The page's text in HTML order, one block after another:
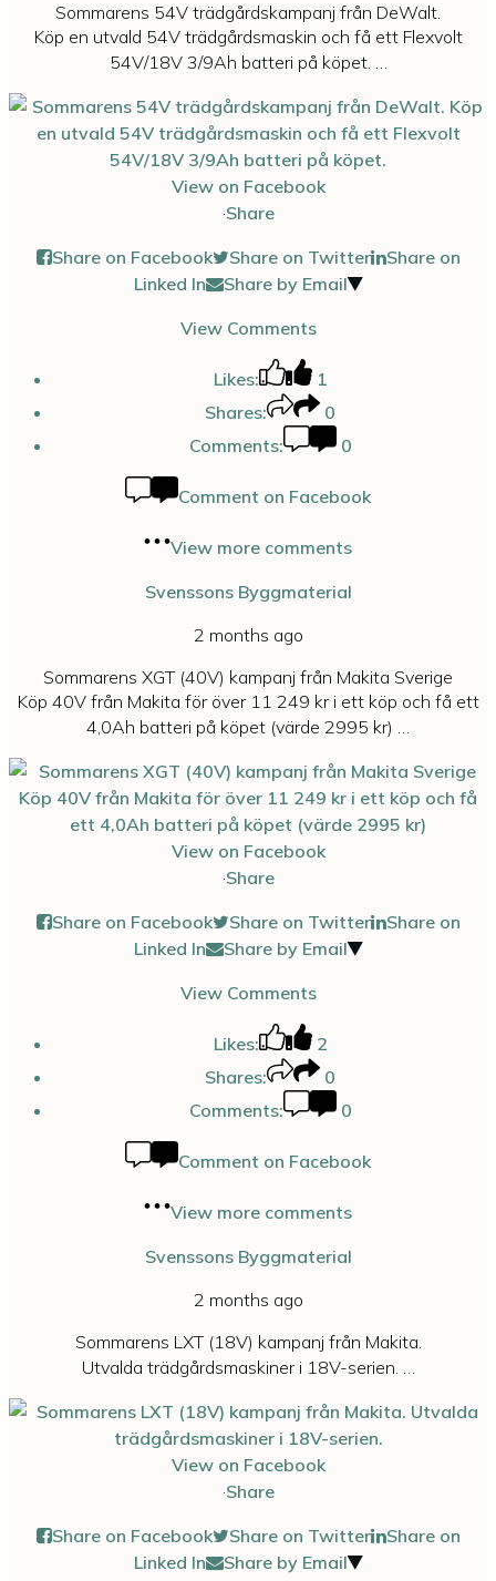
Sommarens 54V trädgårdskampanj från DeWalt.
Köp en utvald 54V trädgårdsmaskin och få ett Flexvolt
54V/18V 3/9Ah batteri på köpet. …
View on Facebook
·Share
Share on Facebook
Share on Twitter
Share on
Linked In
Share by Email
View Comments
Likes:
1
Shares:
0
Comments:
0
Comment on Facebook
View more comments
Svenssons Byggmaterial
2 months ago
Sommarens XGT (40V) kampanj från Makita Sverige
Köp 40V från Makita för över 11 249 kr i ett köp och få ett
4,0Ah batteri på köpet (värde 2995 kr) …
View on Facebook
·Share
Share on Facebook
Share on Twitter
Share on
Linked In
Share by Email
View Comments
Likes:
2
Shares:
0
Comments:
0
Comment on Facebook
View more comments
Svenssons Byggmaterial
2 months ago
Sommarens LXT (18V) kampanj från Makita.
Utvalda trädgårdsmaskiner i 18V-serien. …
View on Facebook
·Share
Share on Facebook
Share on Twitter
Share on
Linked In
Share by Email